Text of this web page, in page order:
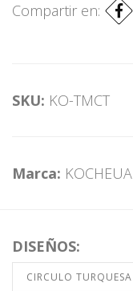
Compartir en:
SKU: KO-TMCT
Marca: KOCHEUA
DISEÑOS: